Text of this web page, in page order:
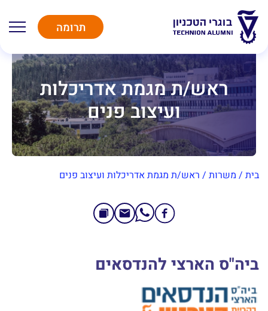
תרומה
ראש/ת מגמת אדריכלות
ועיצוב פנים
בית / משרות / ראש/ת מגמת אדריכלות ועיצוב פנים
ביה"ס הארצי להנדסאים